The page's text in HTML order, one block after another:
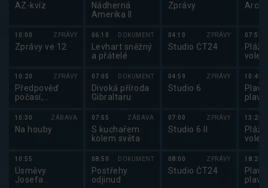
AZ-kvíz
10:00 ZPRÁVY
Zprávy ve 12
10:20 ZPRÁVY
Předpověď
počasí,
zprávy,
Události v
regionech plus
10:30 ZÁBAVA
Na houby
10:55
Úsměvy
Josefa
Nádherná
Amerika II
06:10 DOKUMENT
Levhart sněžný
a přátelé
07:05 DOKUMENT
Divoká příroda
Gibraltaru
07:55 ZÁBAVA
S kuchařem
kolem světa
08:50 DOKUMENT
Postřehy
odjinud
Zprávy
04:10 ZPRÁVY
Studio ČT24
04:59 ZPRÁVY
Studio 6
07:00 ZPRÁVY
Studio 6 II
08:00 ZPRÁVY
Studio ČT24
07:55
10:45
13:25
18:20